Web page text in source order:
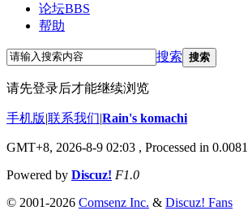
论坛BBS
帮助
搜索 搜索
请先登录后才能继续浏览
手机版|联系我们|Rain's komachi
GMT+8, 2026-8-9 02:03 , Processed in
Powered by Discuz! F1.0
© 2001-2026 Comsenz Inc. & Discuz! Fans